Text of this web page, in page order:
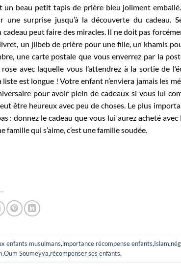
un beau petit tapis de prière bleu joliment
surprise jusqu’à la découverte du cadeau.
peut faire des miracles. Il ne doit pas
un jilbeb de prière pour une fille, un khamis
une carte postale que vous enverrez par la
avec laquelle vous l’attendrez à la sortie de
est longue ! Votre enfant n’enviera jamais les
pour avoir plein de cadeaux si vous lui
être heureux avec peu de choses. Le plus
: donnez le cadeau que vous lui aurez acheté avec
qui s’aime, c’est une famille soudée.
enfants musulmans,importance récompense enfants,Islam,
,Oum Soumeyya,récompenser ses enfants.